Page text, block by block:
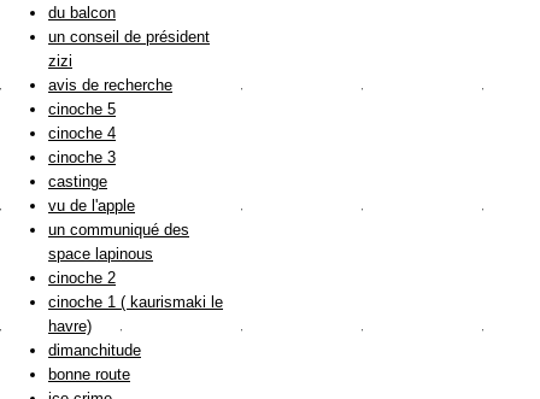
du balcon
un conseil de président
zizi
avis de recherche
cinoche 5
cinoche 4
cinoche 3
castinge
vu de l'apple
un communiqué des
space lapinous
cinoche 2
cinoche 1 ( kaurismaki le
havre)
dimanchitude
bonne route